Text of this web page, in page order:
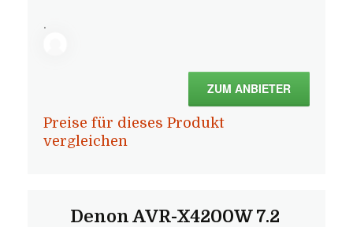
.
ZUM ANBIETER
Preise für dieses Produkt
vergleichen
Denon AVR-X4200W 7.2